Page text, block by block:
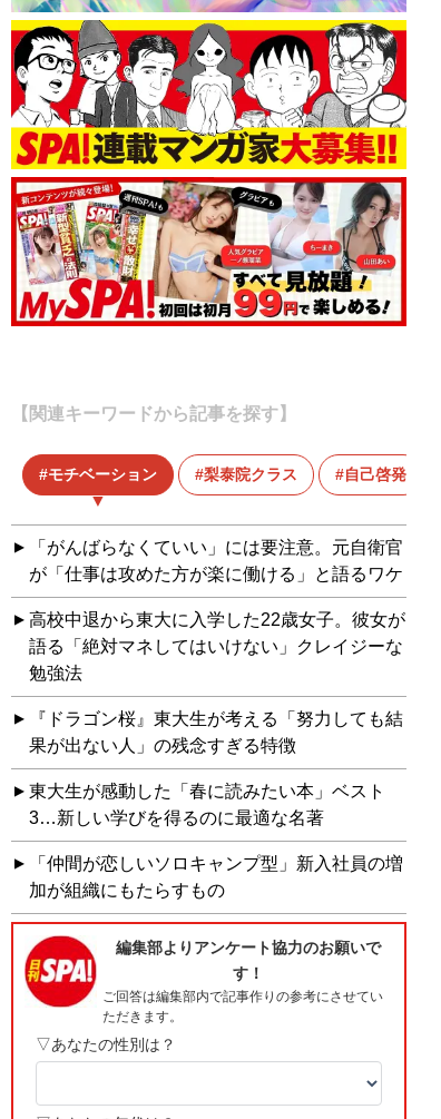
【関連キーワードから記事を探す】
モチベーション 梨泰院クラス 自己啓発
「がんばらなくていい」には要注意。元自衛官
が「仕事は攻めた方が楽に働ける」と語るワケ
高校中退から東大に入学した22歳女子。彼女が
語る「絶対マネしてはいけない」クレイジーな
勉強法
『ドラゴン桜』東大生が考える「努力しても結
果が出ない人」の残念すぎる特徴
東大生が感動した「春に読みたい本」ベスト
3…新しい学びを得るのに最適な名著
「仲間が恋しいソロキャンプ型」新入社員の増
加が組織にもたらすもの